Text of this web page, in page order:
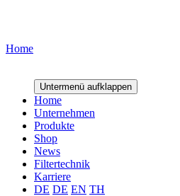
Home
Untermenü aufklappen
Home
Unternehmen
Produkte
Shop
News
Filtertechnik
Karriere
DE DE EN TH